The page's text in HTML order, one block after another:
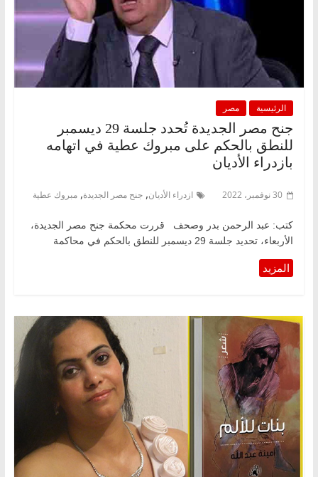
الرئيسية مصر
جنح مصر الجديدة تُحدد جلسة 29 ديسمبر
للنطق بالحكم على مبروك عطية في اتهامه
بازدراء الأديان
30 نوفمبر، 2022 ازدراء الأديان, جنح مصر الجديدة, مبروك عطية
كتب: عبد الرحمن بدر وصحف قررت محكمة جنح مصر الجديدة،
الأربعاء، تحديد جلسة 29 ديسمبر للنطق بالحكم في محاكمة